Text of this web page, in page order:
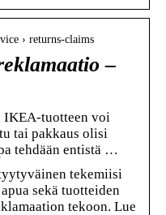
› returns-claims
–
tuotteen voi
tai pakkaus olisi
tehdään entistä …
tekemiisi
sekä tuotteiden
tekoon. Lue